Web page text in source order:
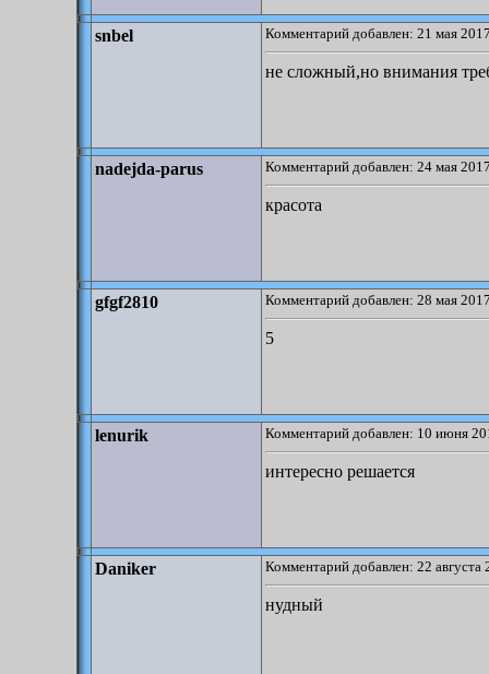
snbel Комментарий добавлен: 21 мая
не сложный,но внимания
nadejda-parus Комментарий добавлен: 24 мая
красота
gfgf2810 Комментарий добавлен: 28 мая
5
lenurik Комментарий добавлен: 10 июня
интересно решается
Daniker Комментарий добавлен: 22 августа
нудный